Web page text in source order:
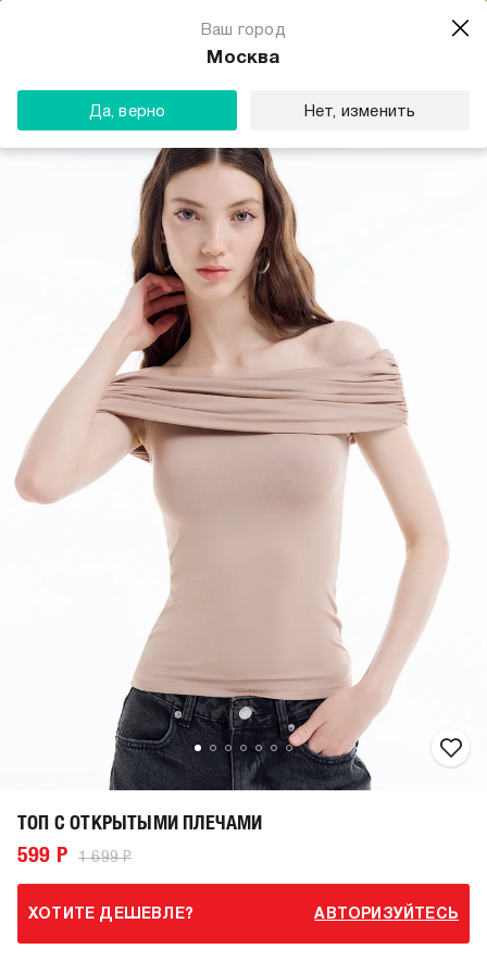
Ваш город
Москва
Да, верно Нет, изменить
ТОП С ОТКРЫТЫМИ ПЛЕЧАМИ
599 Р 1 699 Р
ХОТИТЕ ДЕШЕВЛЕ? АВТОРИЗУЙТЕСЬ
Магазин одежды для тебя